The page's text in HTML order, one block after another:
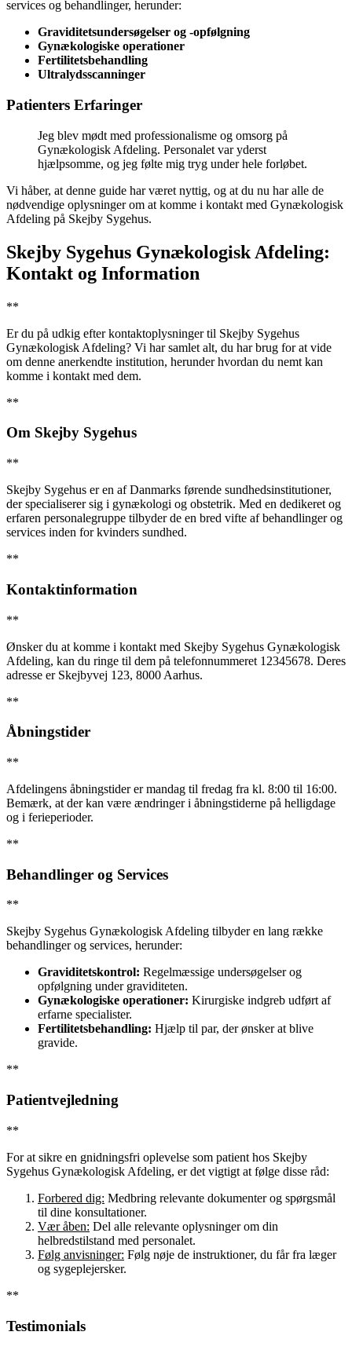
services og behandlinger, herunder:
Graviditetsundersøgelser og -opfølgning
Gynækologiske operationer
Fertilitetsbehandling
Ultralydsscanninger
Patienters Erfaringer
Jeg blev mødt med professionalisme og omsorg på
Gynækologisk Afdeling. Personalet var yderst
hjælpsomme, og jeg følte mig tryg under hele forløbet.
Vi håber, at denne guide har været nyttig, og at du nu har alle de
nødvendige oplysninger om at komme i kontakt med Gynækologisk
Afdeling på Skejby Sygehus.
Skejby Sygehus Gynækologisk Afdeling:
Kontakt og Information
**
Er du på udkig efter kontaktoplysninger til Skejby Sygehus
Gynækologisk Afdeling? Vi har samlet alt, du har brug for at vide
om denne anerkendte institution, herunder hvordan du nemt kan
komme i kontakt med dem.
**
Om Skejby Sygehus
**
Skejby Sygehus er en af Danmarks førende sundhedsinstitutioner,
der specialiserer sig i gynækologi og obstetrik. Med en dedikeret og
erfaren personalegruppe tilbyder de en bred vifte af behandlinger og
services inden for kvinders sundhed.
**
Kontaktinformation
**
Ønsker du at komme i kontakt med Skejby Sygehus Gynækologisk
Afdeling, kan du ringe til dem på telefonnummeret 12345678. Deres
adresse er Skejbyvej 123, 8000 Aarhus.
**
Åbningstider
**
Afdelingens åbningstider er mandag til fredag fra kl. 8:00 til 16:00.
Bemærk, at der kan være ændringer i åbningstiderne på helligdage
og i ferieperioder.
**
Behandlinger og Services
**
Skejby Sygehus Gynækologisk Afdeling tilbyder en lang række
behandlinger og services, herunder:
Graviditetskontrol: Regelmæssige undersøgelser og
opfølgning under graviditeten.
Gynækologiske operationer: Kirurgiske indgreb udført af
erfarne specialister.
Fertilitetsbehandling: Hjælp til par, der ønsker at blive
gravide.
**
Patientvejledning
**
For at sikre en gnidningsfri oplevelse som patient hos Skejby
Sygehus Gynækologisk Afdeling, er det vigtigt at følge disse råd:
Forbered dig: Medbring relevante dokumenter og spørgsmål
til dine konsultationer.
Vær åben: Del alle relevante oplysninger om din
helbredstilstand med personalet.
Følg anvisninger: Følg nøje de instruktioner, du får fra læger
og sygeplejersker.
**
Testimonials